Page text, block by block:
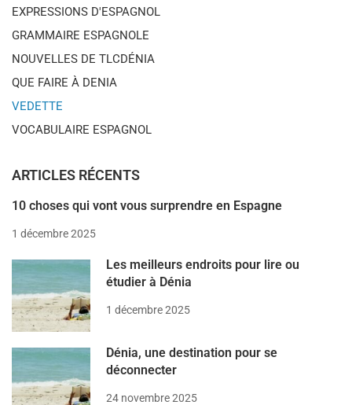
EXPRESSIONS D'ESPAGNOL
GRAMMAIRE ESPAGNOLE
NOUVELLES DE TLCDÉNIA
QUE FAIRE À DENIA
VEDETTE
VOCABULAIRE ESPAGNOL
ARTICLES RÉCENTS
10 choses qui vont vous surprendre en Espagne
1 décembre 2025
Les meilleurs endroits pour lire ou
étudier à Dénia
1 décembre 2025
Dénia, une destination pour se
déconnecter
24 novembre 2025